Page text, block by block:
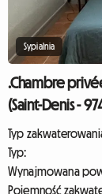
Sypialnia
.Chambre
(Saint-Denis -
Typ
Typ:
Wynajmowana
Pojemność